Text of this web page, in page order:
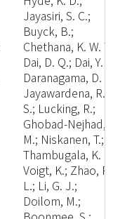
Jayasiri, S. C.;
Buyck, B.;
Chethana, K. W.
Dai, D. Q.; Dai, Y.
Daranagama, D.
Jayawardena, R.
S.; Lucking, R.;
Ghobad-Nejhad,
M.; Niskanen, T.;
Thambugala, K.
Voigt, K.; Zhao, R.
L.; Li, G. J.;
Doilom, M.;